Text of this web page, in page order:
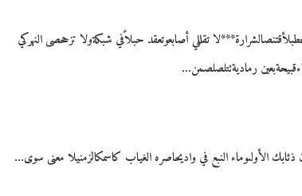
تقللي أصابعوتعقد حبلاًفي شبكةولا تزححصى النهركي
رماديةتتلصلصمن…